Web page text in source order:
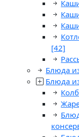
[42]
Блюда
Блюда